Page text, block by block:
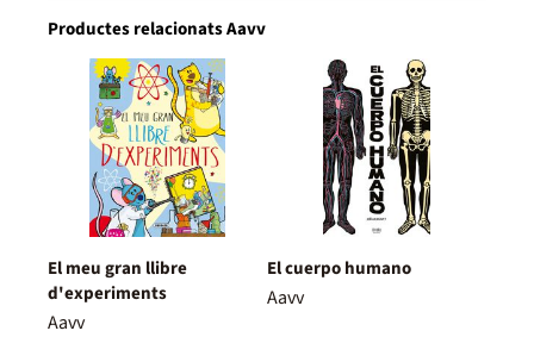
Productes relacionats Aavv
El meu gran llibre
d'experiments
Aavv
El cuerpo humano
Aavv